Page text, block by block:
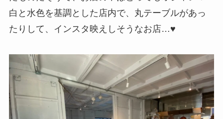
白と水色を基調とした店内で、丸テーブルがあっ
たりして、インスタ映えしそうなお店…♥